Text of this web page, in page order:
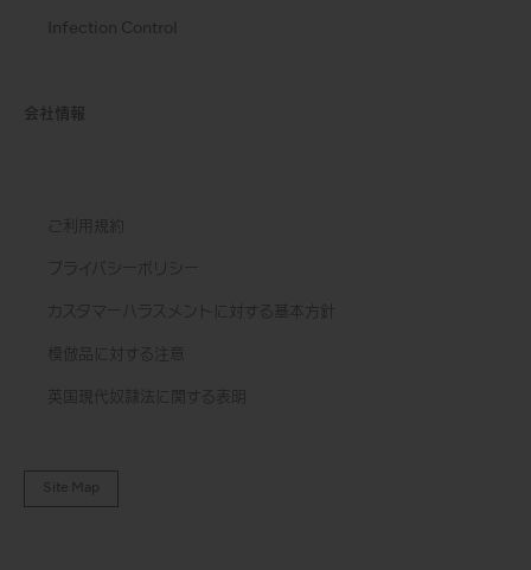
Infection Control
会社情報
ご利用規約
プライバシーポリシー
カスタマーハラスメントに対する基本方針
模倣品に対する注意
英国現代奴隷法に関する表明
Site Map